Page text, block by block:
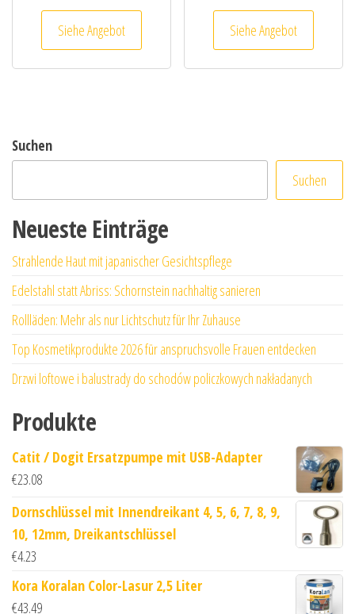
Siehe Angebot Siehe Angebot
Suchen
Suchen
Neueste Einträge
Strahlende Haut mit japanischer Gesichtspflege
Edelstahl statt Abriss: Schornstein nachhaltig sanieren
Rollläden: Mehr als nur Lichtschutz für Ihr Zuhause
Top Kosmetikprodukte 2026 für anspruchsvolle Frauen entdecken
Drzwi loftowe i balustrady do schodów policzkowych nakładanych
Produkte
Catit / Dogit Ersatzpumpe mit USB-Adapter
€23.08
Dornschlüssel mit Innendreikant 4, 5, 6, 7, 8, 9,
10, 12mm, Dreikantschlüssel
€4.23
Kora Koralan Color-Lasur 2,5 Liter
€43.49